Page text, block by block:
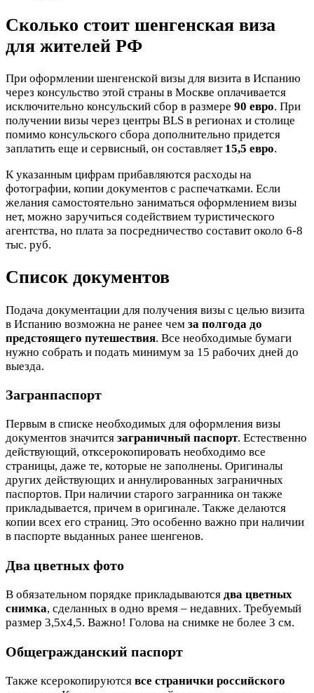
Сколько стоит шенгенская виза
для жителей РФ
При оформлении шенгенской визы для визита в Испанию
через консульство этой страны в Москве оплачивается
исключительно консульский сбор в размере 90 евро. При
получении визы через центры BLS в регионах и столице
помимо консульского сбора дополнительно придется
заплатить еще и сервисный, он составляет 15,5 евро.
К указанным цифрам прибавляются расходы на
фотографии, копии документов с распечатками. Если
желания самостоятельно заниматься оформлением визы
нет, можно заручиться содействием туристического
агентства, но плата за посредничество составит около 6-8
тыс. руб.
Список документов
Подача документации для получения визы с целью визита
в Испанию возможна не ранее чем за полгода до
предстоящего путешествия. Все необходимые бумаги
нужно собрать и подать минимум за 15 рабочих дней до
выезда.
Загранпаспорт
Первым в списке необходимых для оформления визы
документов значится заграничный паспорт. Естественно
действующий, отксерокопировать необходимо все
страницы, даже те, которые не заполнены. Оригиналы
других действующих и аннулированных заграничных
паспортов. При наличии старого загранника он также
прикладывается, причем в оригинале. Также делаются
копии всех его страниц. Это особенно важно при наличии
в паспорте выданных ранее шенгенов.
Два цветных фото
В обязательном порядке прикладываются два цветных
снимка, сделанных в одно время – недавних. Требуемый
размер 3,5х4,5. Важно! Голова на снимке не более 3 см.
Общегражданский паспорт
Также ксерокопируются все странички российского